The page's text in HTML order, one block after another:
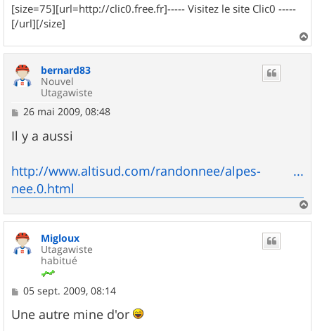
[size=75][url=http://clic0.free.fr]----- Visitez le site Clic0 -----
[/url][/size]
a
bernard83
Nouvel
Utagawiste
M
s
s
g
e
26 mai 2009, 08:48
Il y a aussi
http://www.altisud.com/randonnee/alpes- ...
nee.0.html
a
Migloux
Utagawiste
habitué
M
s
s
05 sept. 2009, 08:14
Une autre mine d'or